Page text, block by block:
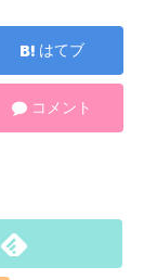
はてブ
コメント